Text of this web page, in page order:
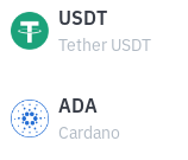
USDT
Tether USDT
ADA
Cardano